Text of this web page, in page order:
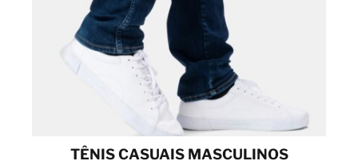
TÊNIS CASUAIS MASCULINOS